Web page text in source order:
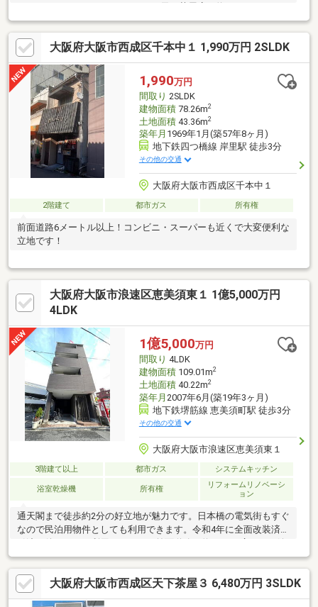
～LIFE INFORMATION～・ライフ西天下茶屋店 約636ｍ・ファミ
リーマート西成松二丁目店 約409ｍ※再建築不可物件
大阪府大阪市西成区千本中１ 1,990万円 2SLDK
1,990万円
間取り 2SLDK
建物面積78.26m2
土地面積43.36m2
築年月 1969年1月(築57年8ヶ月)
地下鉄四つ橋線 岸里駅 徒歩3分
その他の交通
大阪府大阪市西成区千本中１
2階建て 都市ガス 所有権
前面道路6メートル以上！コンビニ・スーパーも近くで大変便利な
立地です！
大阪府大阪市浪速区恵美須東１ 1億5,000万円
4LDK
1億5,000万円
間取り 4LDK
建物面積109.01m2
土地面積40.22m2
築年月 2007年6月(築19年3ヶ月)
地下鉄堺筋線 恵美須町駅 徒歩3分
その他の交通
大阪府大阪市浪速区恵美須東１
3階建て以上 都市ガス システムキッチン
浴室乾燥機 所有権
リフォームリノベーシ
ョン
通天閣まで徒歩約2分の好立地が魅力です。日本橋の電気街もすぐ
なので民泊用物件としても利用できます。令和4年に全面改装済で
引渡し後はすぐに利用できます。前面道路が約7.2Mと広いのも嬉
しいですね。
大阪府大阪市西成区天下茶屋３ 6,480万円 3SLDK